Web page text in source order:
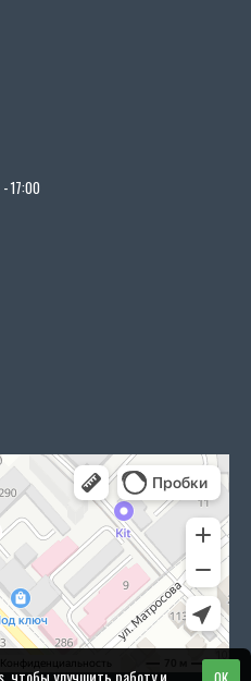
17:00
чтобы улучшить работу и